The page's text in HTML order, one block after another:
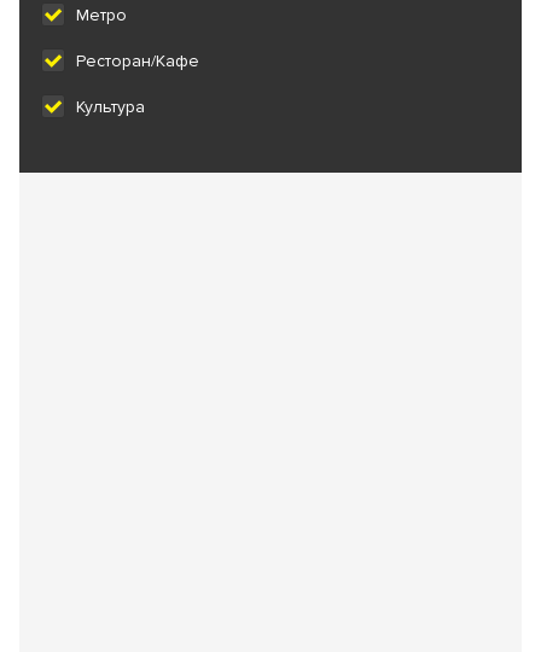
Метро
Ресторан/Кафе
Культура